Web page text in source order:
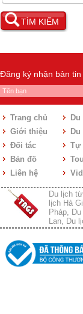
Châu Âu
Châu Mỹ
Việt Nam
Villa 1 phòng ngủ
Villa 2 phòng ngủ
TÌM KIẾM
Đăng ký nhận bản
Trang chủ
Giới thiệu
Đối tác
Bản đồ
Liên hệ
Tự
Du lịch
lịch Hà
Pháp,
Lan, Du